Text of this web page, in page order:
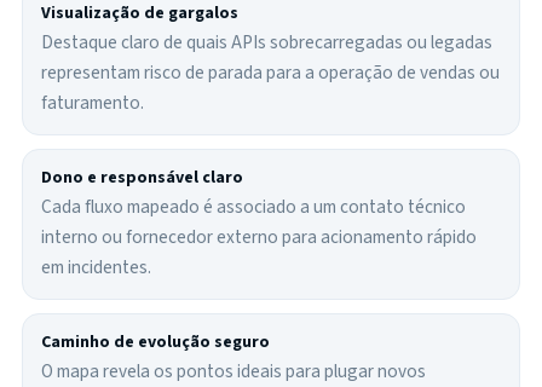
Visualização de gargalos
Destaque claro de quais APIs sobrecarregadas ou legadas
representam risco de parada para a operação de vendas ou
faturamento.
Dono e responsável claro
Cada fluxo mapeado é associado a um contato técnico
interno ou fornecedor externo para acionamento rápido
em incidentes.
Caminho de evolução seguro
O mapa revela os pontos ideais para plugar novos